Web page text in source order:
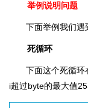
举例说明问题
下面举例我们遇
死循环
下面这个死循环
i超过byte的最大值